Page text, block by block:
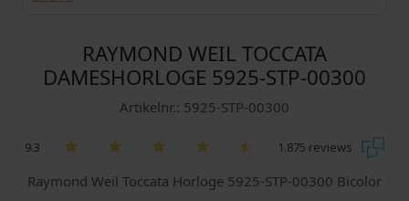
RAYMOND WEIL TOCCATA
DAMESHORLOGE 5925-STP-00300
Artikelnr.: 5925-STP-00300
9.3 1.875 reviews
Raymond Weil Toccata Horloge 5925-STP-00300 Bicolor